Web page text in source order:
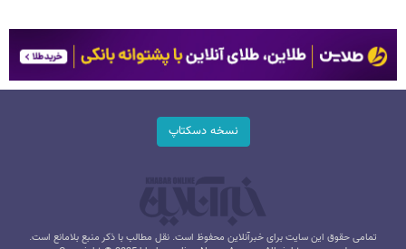
نسخه دسکتاپ
تمامی حقوق این سایت برای خبرآنلاین محفوظ است. نقل مطالب با ذکر منبع بلامانع است.